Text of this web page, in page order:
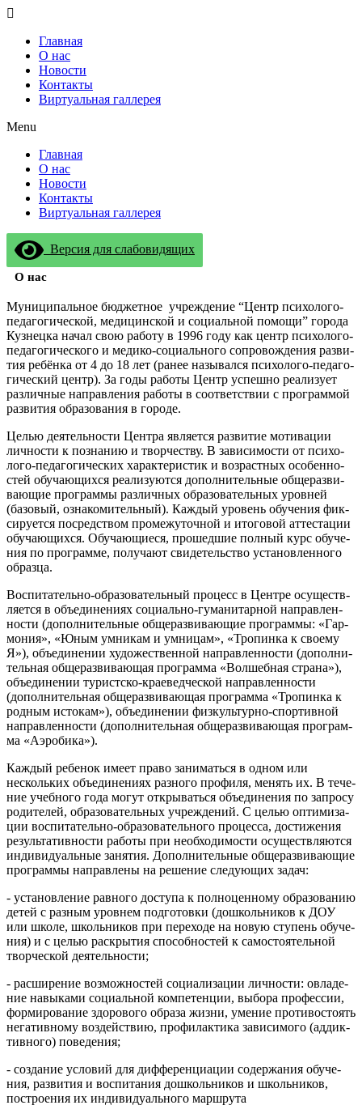
Перейти
содержимому
Главная
О нас
Новости
Контакты
Виртуальная галлерея
Menu
Главная
О нас
Новости
Контакты
Виртуальная галлерея
Версия для слабовидящих
О нас
Муни­ци­паль­ное бюд­жет­ное учре­жде­ние “Центр пси­хо­ло­го-
педа­го­ги­че­ской, меди­цин­ской и соци­аль­ной помо­щи” горо­да
Куз­нец­ка начал свою рабо­ту в 1996 году как центр пси­хо­ло­го-
педа­го­ги­че­ско­го и меди­ко-соци­аль­но­го сопро­вож­де­ния раз­ви­
тия ребён­ка от 4 до 18 лет (ранее назы­вал­ся пси­хо­ло­го-педа­го­
ги­че­ский центр). За годы рабо­ты Центр успеш­но реа­ли­зу­ет
раз­лич­ные направ­ле­ния рабо­ты в соот­вет­ствии с про­грам­мой
раз­ви­тия обра­зо­ва­ния в горо­де.
Целью дея­тель­но­сти Цен­тра явля­ет­ся раз­ви­тие моти­ва­ции
лич­но­сти к позна­нию и твор­че­ству. В зави­си­мо­сти от пси­хо­
ло­го-педа­го­ги­че­ских харак­те­ри­стик и воз­раст­ных осо­бен­но­
стей обу­ча­ю­щих­ся реа­ли­зу­ют­ся допол­ни­тель­ные обще­раз­ви­
ва­ю­щие про­грам­мы раз­лич­ных обра­зо­ва­тель­ных уров­ней
(базо­вый, озна­ко­ми­тель­ный). Каж­дый уро­вень обу­че­ния фик­
си­ру­ет­ся посред­ством про­ме­жу­точ­ной и ито­го­вой атте­ста­ции
обу­ча­ю­щих­ся. Обу­ча­ю­щи­е­ся, про­шед­шие пол­ный курс обу­че­
ния по про­грам­ме, полу­ча­ют сви­де­тель­ство уста­нов­лен­но­го
образ­ца.
Вос­пи­та­тель­но-обра­зо­ва­тель­ный про­цесс в Цен­тре осу­ществ­
ля­ет­ся в объ­еди­не­ни­ях соци­аль­но-гума­ни­тар­ной направ­лен­
но­сти (допол­ни­тель­ные обще­раз­ви­ва­ю­щие про­грам­мы: «Гар­
мо­ния», «Юным умни­кам и умни­цам», «Тро­пин­ка к сво­е­му
Я»), объ­еди­не­нии худо­же­ствен­ной направ­лен­но­сти (допол­ни­
тель­ная обще­раз­ви­ва­ю­щая про­грам­ма «Вол­шеб­ная стра­на»),
объ­еди­не­нии турист­ско-кра­е­вед­че­ской направ­лен­но­сти
(допол­ни­тель­ная обще­раз­ви­ва­ю­щая про­грам­ма «Тро­пин­ка к
род­ным исто­кам»), объ­еди­не­нии физ­куль­тур­но-спор­тив­ной
направ­лен­но­сти (допол­ни­тель­ная обще­раз­ви­ва­ю­щая про­грам­
ма «Аэро­би­ка»).
Каж­дый ребе­нок име­ет пра­во зани­мать­ся в одном или
несколь­ких объ­еди­не­ни­ях раз­но­го про­фи­ля, менять их. В тече­
ние учеб­но­го года могут откры­вать­ся объ­еди­не­ния по запро­су
роди­те­лей, обра­зо­ва­тель­ных учре­жде­ний. С целью опти­ми­за­
ции вос­пи­та­тель­но-обра­зо­ва­тель­но­го про­цес­са, дости­же­ния
резуль­та­тив­но­сти рабо­ты при необ­хо­ди­мо­сти осу­ществ­ля­ют­ся
инди­ви­ду­аль­ные заня­тия. Допол­ни­тель­ные обще­раз­ви­ва­ю­щие
про­грам­мы направ­ле­ны на реше­ние сле­ду­ю­щих задач:
- уста­нов­ле­ние рав­но­го досту­па к пол­но­цен­но­му обра­зо­ва­нию
детей с раз­ным уров­нем под­го­тов­ки (дошколь­ни­ков к ДОУ
или шко­ле, школь­ни­ков при пере­хо­де на новую сту­пень обу­че­
ния) и с целью рас­кры­тия спо­соб­но­стей к само­сто­я­тель­ной
твор­че­ской дея­тель­но­сти;
- рас­ши­ре­ние воз­мож­но­стей соци­а­ли­за­ции лич­но­сти: овла­де­
ние навы­ка­ми соци­аль­ной ком­пе­тен­ции, выбо­ра про­фес­сии,
фор­ми­ро­ва­ние здо­ро­во­го обра­за жиз­ни, уме­ние про­ти­во­сто­ять
нега­тив­но­му воз­дей­ствию, про­фи­лак­ти­ка зави­си­мо­го (аддик­
тив­но­го) пове­де­ния;
- созда­ние усло­вий для диф­фе­рен­ци­а­ции содер­жа­ния обу­че­
ния, раз­ви­тия и вос­пи­та­ния дошколь­ни­ков и школь­ни­ков,
постро­е­ния их инди­ви­ду­аль­но­го марш­ру­та